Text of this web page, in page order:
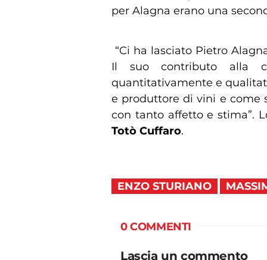
per Alagna erano una
“Ci ha lasciato Pietro
Il suo contributo alla
quantitativamente e
e produttore di vini e come
con tanto affetto e stima”.
Totò Cuffaro.
ENZO STURIANO
0 COMMENTI
Lascia un commento